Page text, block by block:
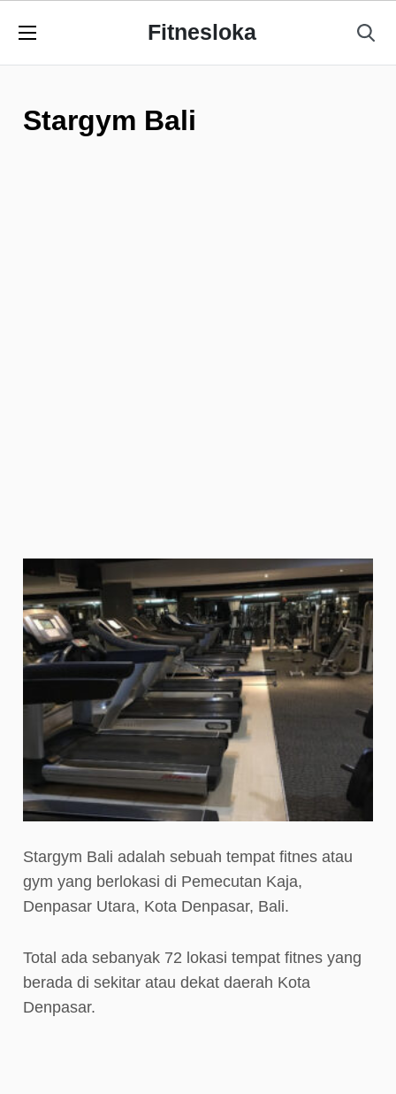
Fitnesloka
Stargym Bali
Stargym Bali adalah sebuah tempat fitnes atau
gym yang berlokasi di Pemecutan Kaja,
Denpasar Utara, Kota Denpasar, Bali.
Total ada sebanyak 72 lokasi tempat fitnes yang
berada di sekitar atau dekat daerah Kota
Denpasar.